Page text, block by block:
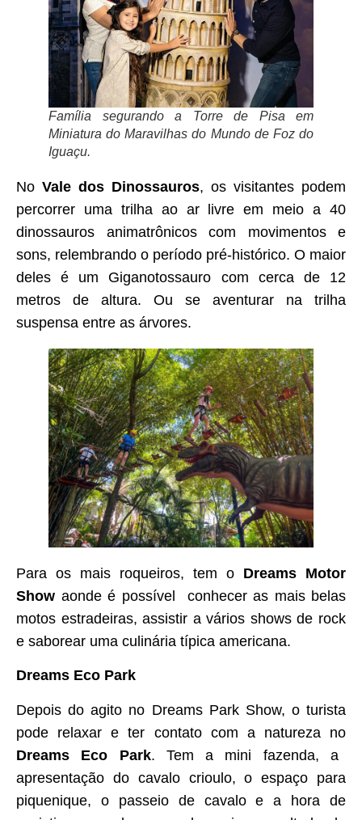
Família segurando a Torre de Pisa em
Miniatura do Maravilhas do Mundo de Foz do
Iguaçu.
No Vale dos Dinossauros, os visitantes podem
percorrer uma trilha ao ar livre em meio a 40
dinossauros animatrônicos com movimentos e
sons, relembrando o período pré-histórico. O maior
deles é um Giganotossauro com cerca de 12
metros de altura. Ou se aventurar na trilha
suspensa entre as árvores.
Para os mais roqueiros, tem o Dreams Motor
Show aonde é possível conhecer as mais belas
motos estradeiras, assistir a vários shows de rock
e saborear uma culinária típica americana.
Dreams Eco Park
Depois do agito no Dreams Park Show, o turista
pode relaxar e ter contato com a natureza no
Dreams Eco Park. Tem a mini fazenda, a
apresentação do cavalo crioulo, o espaço para
piquenique, o passeio de cavalo e a hora de